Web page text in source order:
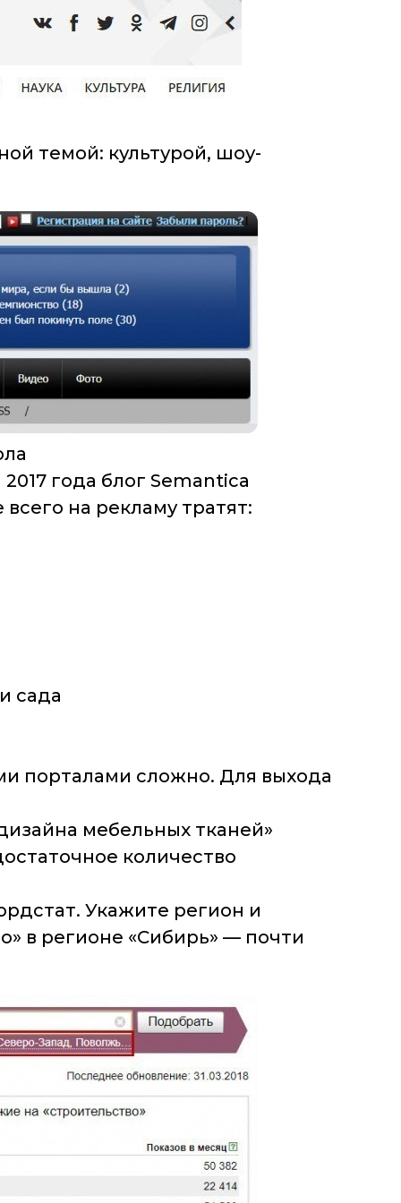
темой: культурой, шоу-
года блог Semantica
на рекламу тратят:
сада
порталами сложно. Для выхода
мебельных тканей»
количество
Укажите регион и
в регионе «Сибирь» — почти